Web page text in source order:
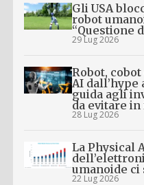
Gli USA
robot
“Questione
29 Lug 2026
Robot,
AI
guida agli
da evitare in
28 Lug 2026
La Physical
umanoide ci
22 Lug 2026